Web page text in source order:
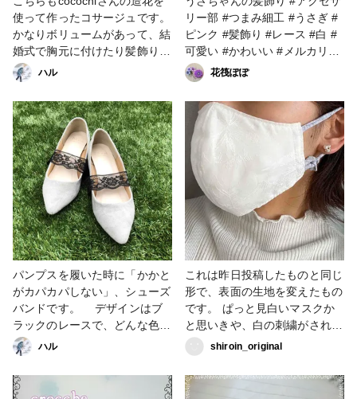
使って作ったコサージュです。
かなりボリュームがあって、結
婚式で胸元に付けたり髪飾りに
すると一気に華やかになりま
す。 どんなドレスの色にも合
うように、色味は抑えて、レー
スのリボンを付けました。 と
ても気に入っています…！ #造
花 #cocochi #コサージュ #ヘア
アクセサリー #レース #リボン
ハル
リー部 #つまみ細工 #うさぎ #
ピンク #髪飾り #レース #白 #
可愛い #かわいい #メルカリ
#minne #販売中 #ファンれぽ
_Tokaiグループ #その他のハン
ドメイド
花筏ぽぽ
パンプスを履いた時に「かかと
がカパカパしない」、シューズ
バンドです。 デザインはブ
ラックのレースで、どんな色の
靴にも合うようにしました。シ
ンプルな靴も、ラグジュアリー
な雰囲気に変わります。ゴム部
分を小さくしてレース部分を多
ハル
これは昨日投稿したものと同じ
形で、表面の生地を変えたもの
です。 ぱっと見白いマスクか
と思いきや、白の刺繍がされて
るというなんともお洒落な生地
と巡り合いました！ 特徴 耳紐
の調整ができる サイドにライ
ンを入れてるので、すっきり見
shiroin_original